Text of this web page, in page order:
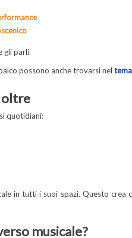
gli parli.
possono anche trovarsi nel
oltre
quotidiani:
in tutti i suoi spazi. Questo
musicale?